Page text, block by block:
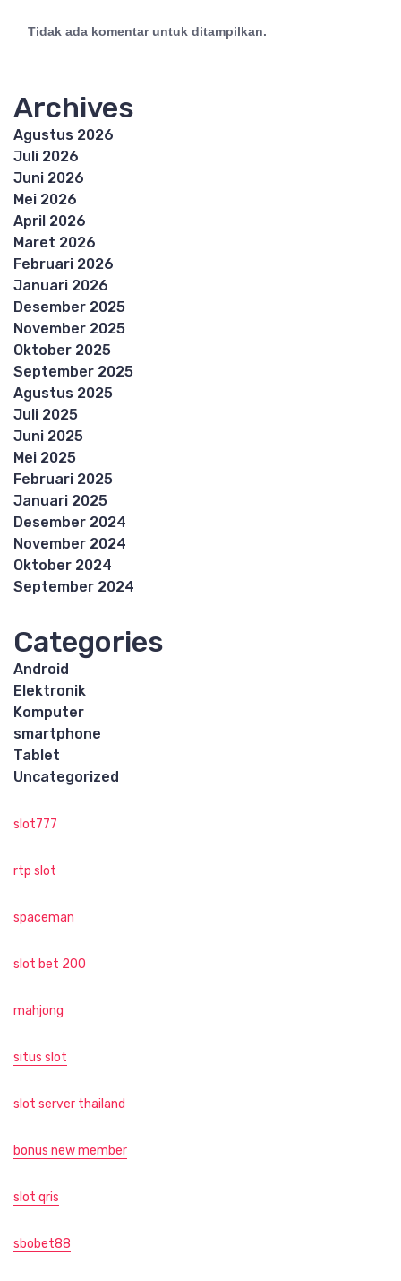
Tidak ada komentar untuk ditampilkan.
Archives
Agustus 2026
Juli 2026
Juni 2026
Mei 2026
April 2026
Maret 2026
Februari 2026
Januari 2026
Desember 2025
November 2025
Oktober 2025
September 2025
Agustus 2025
Juli 2025
Juni 2025
Mei 2025
Februari 2025
Januari 2025
Desember 2024
November 2024
Oktober 2024
September 2024
Categories
Android
Elektronik
Komputer
smartphone
Tablet
Uncategorized
slot777
rtp slot
spaceman
slot bet 200
mahjong
situs slot
slot server thailand
bonus new member
slot qris
sbobet88